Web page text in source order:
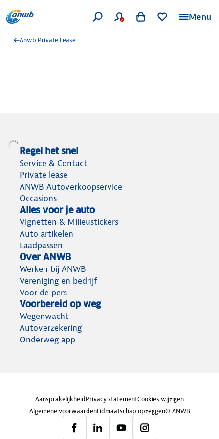
Menu
Anwb Private Lease
Regel het snel
Service & Contact
Private lease
ANWB Autoverkoopservice
Occasions
Alles voor je auto
Vignetten & Milieustickers
Auto artikelen
Laadpassen
Over ANWB
Werken bij ANWB
Vereniging en bedrijf
Voor de pers
Voorbereid op weg
Wegenwacht
Autoverzekering
Onderweg app
AansprakelijkheidPrivacy statementCookies wijzigen
Algemene voorwaardenLidmaatschap opzeggen© ANWB